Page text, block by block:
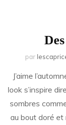
par
J’aime
look s’inspire
sombres
au bout doré et